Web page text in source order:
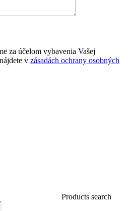
za účelom vybavenia Vašej
v zásadách ochrany osobných
Products search